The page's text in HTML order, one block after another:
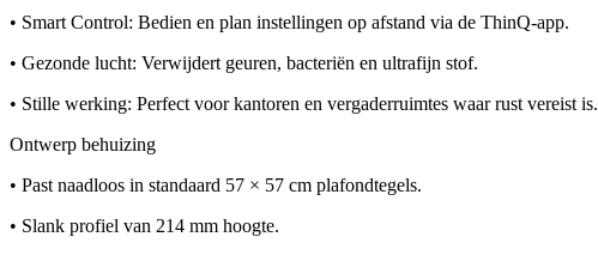
• Smart Control: Bedien en plan instellingen op afstand via de ThinQ-app.
• Gezonde lucht: Verwijdert geuren, bacteriën en ultrafijn stof.
• Stille werking: Perfect voor kantoren en vergaderruimtes waar rust vereist is.
Ontwerp behuizing
• Past naadloos in standaard 57 × 57 cm plafondtegels.
• Slank profiel van 214 mm hoogte.